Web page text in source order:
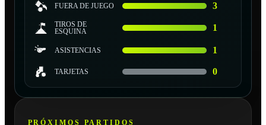
FUERA DE JUEGO 3
TIROS DE
ESQUINA
1
ASISTENCIAS 1
TARJETAS 0
PRÓXIMOS PARTIDOS